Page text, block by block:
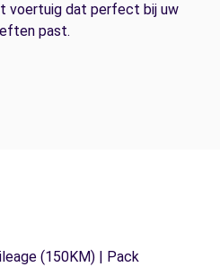
voertuig dat perfect bij uw
past.
(150KM) | Pack